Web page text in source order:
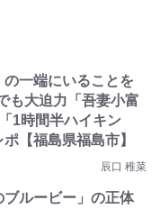
一端にいることを
も大迫力「吾妻小富
1時間半ハイキン
【福島県福島市】
辰口 稚菜
ルービー」の正体